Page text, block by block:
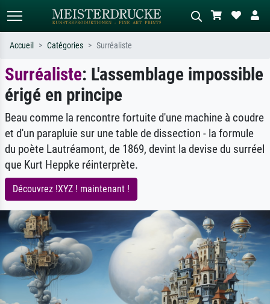
Recherche standard Recherche d'images IA
Recherchez par artiste, titre ou style –
ex. Monet, Nuit étoilée,
impressionnisme, vague de Hokusai,
nu.
tableau sombre, nu debout près d'un
arbre.
Accueil Catégories Surréaliste
Surréaliste: L'assemblage impossible
érigé en principe
Beau comme la rencontre fortuite d'une machine à coudre
et d'un parapluie sur une table de dissection - la formule
du poète Lautréamont, de 1869, devint la devise du surréel
que Kurt Heppke réinterprète.
Découvrez !XYZ ! maintenant !